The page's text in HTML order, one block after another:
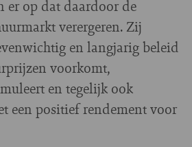
er op dat daardoor de
verergeren. Zij
en langjarig beleid
voorkomt,
en tegelijk ook
een positief rendement voor